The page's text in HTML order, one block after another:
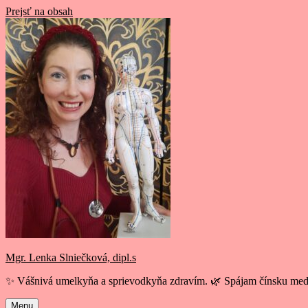
Prejsť na obsah
Mgr. Lenka Slniečková, dipl.s
✨ Vášnivá umelkyňa a sprievodkyňa zdravím. 🌿 Spájam čínsku
Menu